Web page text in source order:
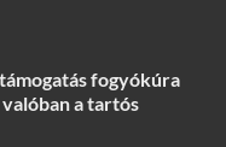
fogyókúra
a tartós